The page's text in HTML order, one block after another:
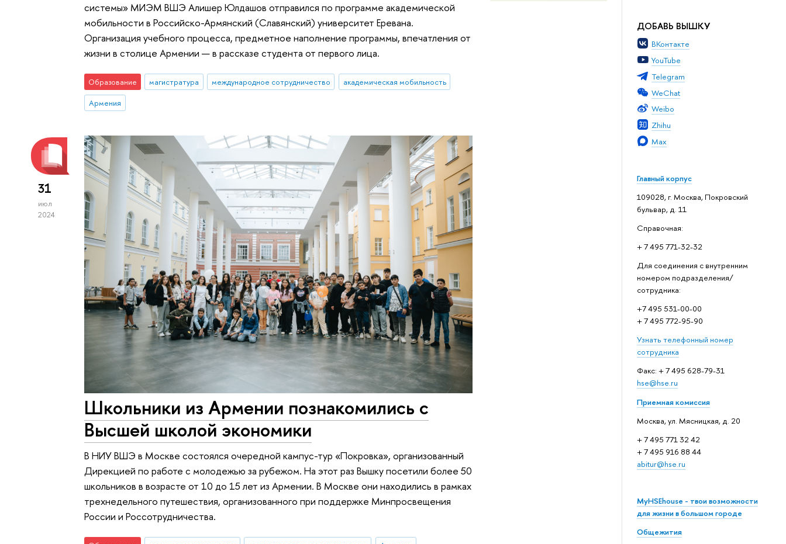
ДОБАВЬ ВЫШКУ
ВКонтакте
YouTube
Telegram
WeChat
Weibo
Zhihu
Max
Главный корпус
109028, г. Москва, Покровский
бульвар, д. 11
Справочная:
+ 7 495 771-32-32
Для соединения с внутренним
номером подразделения/
сотрудника:
+7 495 531-00-00
+ 7 495 772-95-90
Узнать телефонный номер
сотрудника
Факс: + 7 495 628-79-31
hse@hse.ru
Приемная комиссия
Москва, ул. Мясницкая, д. 20
+ 7 495 771 32 42
+ 7 495 916 88 44
abitur@hse.ru
MyHSEhouse - твои возможности
для жизни в большом городе
Общежития
системы» МИЭМ ВШЭ Алишер Юлдашов отправился по программе академической
мобильности в Российско-Армянский (Славянский) университет Еревана.
Организация учебного процесса, предметное наполнение программы, впечатления от
жизни в столице Армении — в рассказе студента от первого лица.
Образование магистратура международное сотрудничество
академическая мобильность
Армения
31
июл
2024
Школьники из Армении познакомились с
Высшей школой экономики
В НИУ ВШЭ в Москве состоялся очередной кампус-тур «Покровка», организованный
Дирекцией по работе с молодежью за рубежом. На этот раз Вышку посетили более 50
школьников в возрасте от 10 до 15 лет из Армении. В Москве они находились в рамках
трехнедельного путешествия, организованного при поддержке Минпросвещения
России и Россотрудничества.